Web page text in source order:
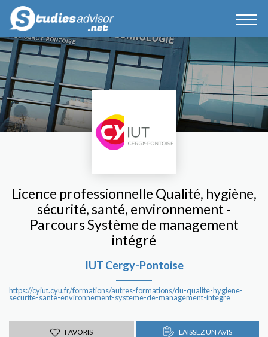
Licence professionnelle Qualité, hygiène,
sécurité, santé, environnement -
Parcours Système de management
intégré
IUT Cergy-Pontoise
https://cyiut.cyu.fr/formations/autres-formations/du-qualite-hygiene-
securite-sante-environnement-systeme-de-management-integre
FAVORIS LAISSEZ UN AVIS